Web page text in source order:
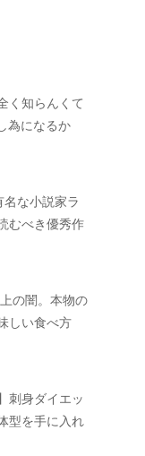
く知らんくて
為になるか
な小説家ラ
むべき優秀作
の闇。本物の
しい食べ方
刺身ダイエッ
型を手に入れ